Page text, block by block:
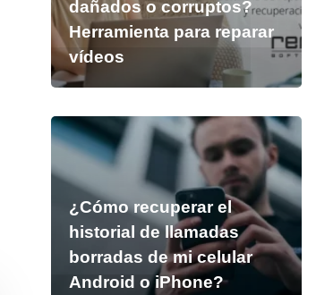
dañados o corruptos?
Herramienta para reparar
vídeos
¿Cómo recuperar el
historial de llamadas
borradas de mi celular
Android o iPhone?